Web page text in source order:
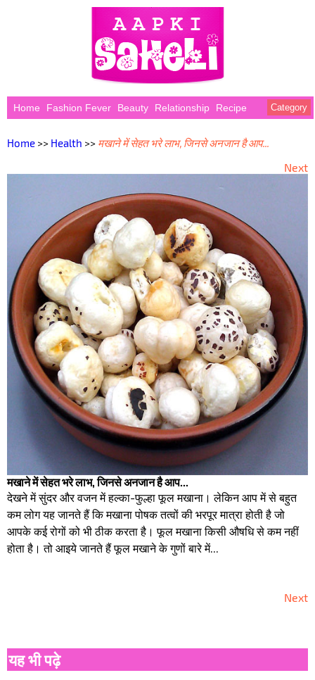
Home Fashion Fever Beauty Relationship Recipe Category
Home >> Health >> मखाने में सेहत भरे लाभ, जिनसे अनजान है आप...
Next
मखाने में सेहत भरे लाभ, जिनसे अनजान है आप...
देखने में सुंदर और वजन में हल्का-फुल्हा फूल मखाना। लेकिन आप में से बहुत
कम लोग यह जानते हैं कि मखाना पोषक तत्वों की भरपूर मात्रा होती है जो
आपके कई रोगों को भी ठीक करता है। फूल मखाना किसी औषधि से कम नहीं
होता है। तो आइये जानते हैं फूल मखाने के गुणों बारे में...
Next
यह भी पढ़े